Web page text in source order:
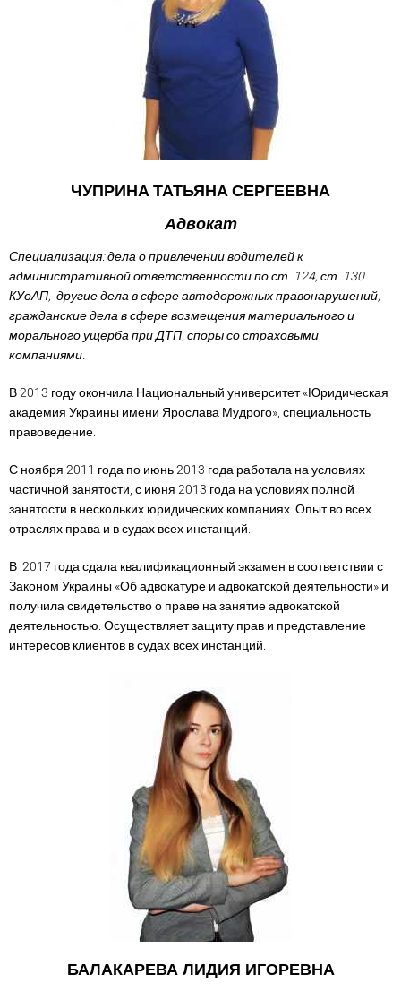
ЧУПРИНА ТАТЬЯНА СЕРГЕЕВНА
Адвокат
Специализация: дела о привлечении водителей к
административной ответственности по ст. 124, ст. 130
КУоАП, другие дела в сфере автодорожных правонарушений,
гражданские дела в сфере возмещения материального и
морального ущерба при ДТП, споры со страховыми
компаниями.
В 2013 году окончила Национальный университет «Юридическая
академия Украины имени Ярослава Мудрого», специальность
правоведение.
С ноября 2011 года по июнь 2013 года работала на условиях
частичной занятости, с июня 2013 года на условиях полной
занятости в нескольких юридических компаниях. Опыт во всех
отраслях права и в судах всех инстанций.
В 2017 года сдала квалификационный экзамен в соответствии с
Законом Украины «Об адвокатуре и адвокатской деятельности» и
получила свидетельство о праве на занятие адвокатской
деятельностью. Осуществляет защиту прав и представление
интересов клиентов в судах всех инстанций.
БАЛАКАРЕВА ЛИДИЯ ИГОРЕВНА